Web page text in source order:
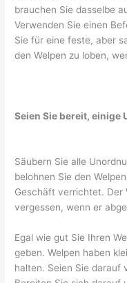
brauchen Sie dasselbe
Verwenden Sie einen
Sie für eine feste, aber
den Welpen zu loben,
Seien Sie bereit, einige
Säubern Sie alle
belohnen Sie den
Geschäft verrichtet. Der
vergessen, wenn er
Egal wie gut Sie Ihren
geben. Welpen haben
halten. Seien Sie darauf